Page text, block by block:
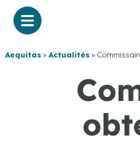
Aequitas » Actualités »